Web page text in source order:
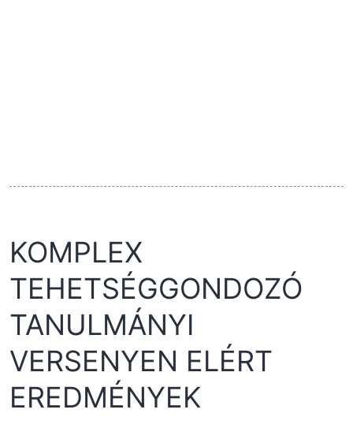
KOMPLEX
TEHETSÉGGONDOZÓ
TANULMÁNYI
VERSENYEN ELÉRT
EREDMÉNYEK